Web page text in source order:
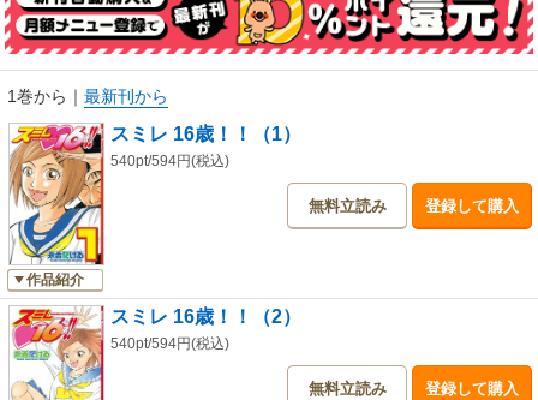
1巻から ｜ 最新刊から
作品紹介
スミレ 16歳！！（1）
540pt/594円(税込)
無料立読み 登録して購入
スミレ 16歳！！（2）
540pt/594円(税込)
無料立読み 登録して購入